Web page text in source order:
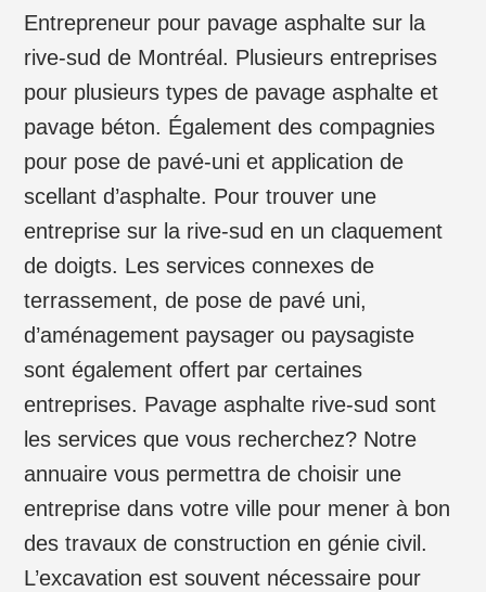
Entrepreneur pour pavage asphalte sur la
rive-sud de Montréal. Plusieurs entreprises
pour plusieurs types de pavage asphalte et
pavage béton. Également des compagnies
pour pose de pavé-uni et application de
scellant d’asphalte. Pour trouver une
entreprise sur la rive-sud en un claquement
de doigts. Les services connexes de
terrassement, de pose de pavé uni,
d’aménagement paysager ou paysagiste
sont également offert par certaines
entreprises. Pavage asphalte rive-sud sont
les services que vous recherchez? Notre
annuaire vous permettra de choisir une
entreprise dans votre ville pour mener à bon
des travaux de construction en génie civil.
L’excavation est souvent nécessaire pour